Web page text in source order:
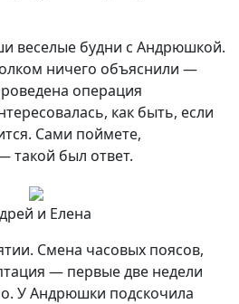
веселые будни с Андрюшкой.
ничего объяснили —
операция
как быть, если
Сами поймете,
такой был ответ.
и Елена
Смена часовых поясов,
— первые две недели
У Андрюшки подскочила